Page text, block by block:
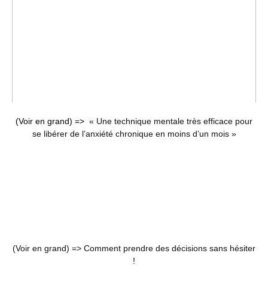
(Voir en grand) => « Une technique mentale très efficace pour
se libérer de l’anxiété chronique en moins d’un mois »
(Voir en grand) => Comment prendre des décisions sans hésiter
!